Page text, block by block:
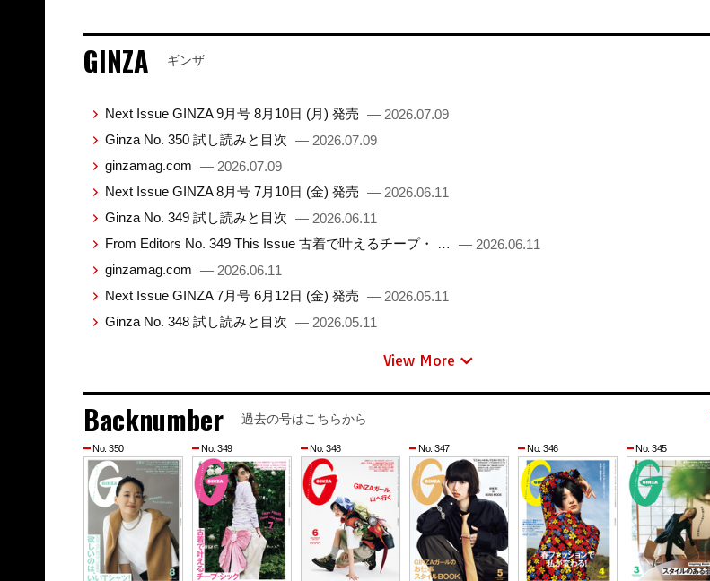
GINZA ギンザ
Next Issue GINZA 9月号 8月10日 (月) 発売 — 2026.07.09
Ginza No. 350 試し読みと目次 — 2026.07.09
ginzamag.com — 2026.07.09
Next Issue GINZA 8月号 7月10日 (金) 発売 — 2026.06.11
Ginza No. 349 試し読みと目次 — 2026.06.11
From Editors No. 349 This Issue 古着で叶えるチープ・ …
— 2026.06.11
ginzamag.com — 2026.06.11
Next Issue GINZA 7月号 6月12日 (金) 発売 — 2026.05.11
Ginza No. 348 試し読みと目次 — 2026.05.11
View More
Backnumber 過去の号はこちらから
No. 350 No. 349 No. 348 No. 347 No. 346 No. 345